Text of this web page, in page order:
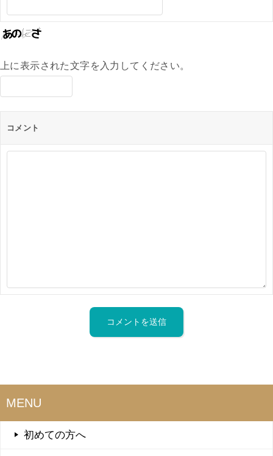
上に表示された文字を入力してください。
コメント
MENU
初めての方へ